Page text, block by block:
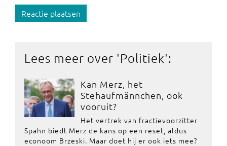
Reactie plaatsen
Lees meer over 'Politiek':
Kan Merz, het
Stehaufmännchen, ook
vooruit?
Het vertrek van fractievoorzitter
Spahn biedt Merz de kans op een reset, aldus
econoom Brzeski. Maar doet hij er ook iets mee?